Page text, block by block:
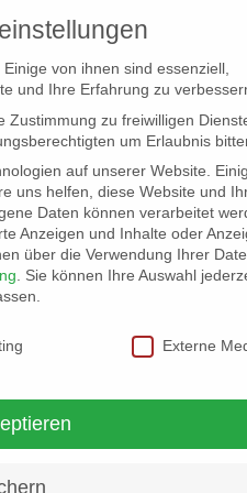
ELB-LOCATION: PANORAMA
brilliert!
von ihnen sind essenziell,
und Ihre Erfahrung zu
Zustimmung zu freiwilligen
um Erlaubnis
auf unserer Website.
uns helfen, diese Website und
Daten können verarbeitet
Anzeigen und Inhalte oder
über die Verwendung Ihrer
Sie können Ihre Auswahl
Externe